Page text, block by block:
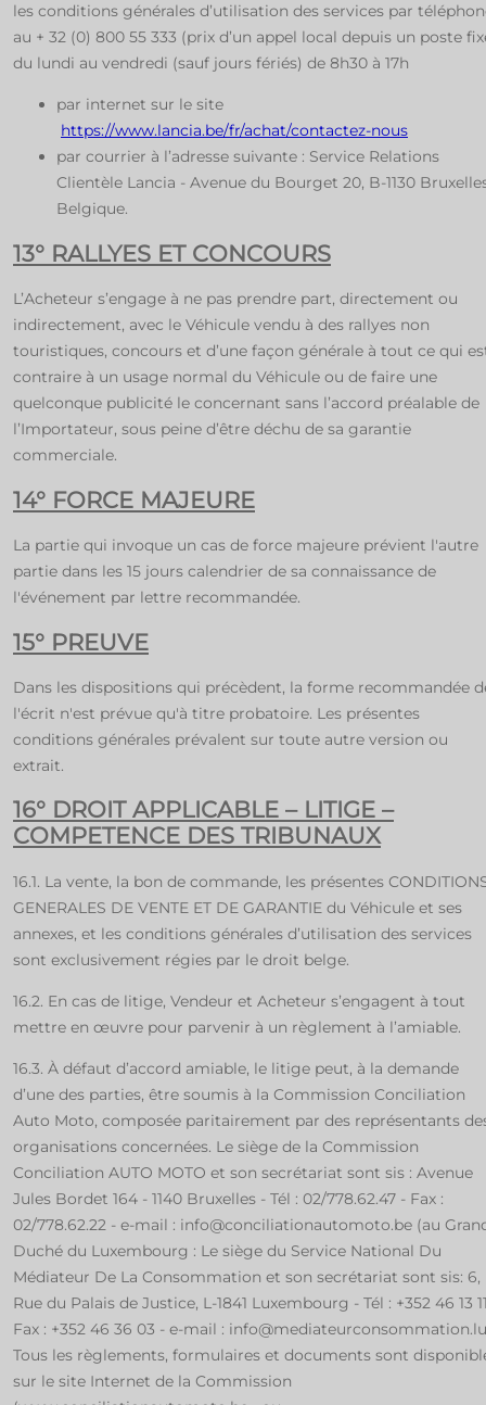
les conditions générales d’utilisation des services par
au + 32 (0) 800 55 333 (prix d’un appel local depuis un poste
du lundi au vendredi (sauf jours fériés) de 8h30 à 17h
par internet sur le site
https://www.lancia.be/fr/achat/contactez-nous
par courrier à l’adresse suivante : Service Relations
Clientèle Lancia - Avenue du Bourget 20, B-1130
Belgique.
13° RALLYES ET CONCOURS
L’Acheteur s’engage à ne pas prendre part, directement ou
indirectement, avec le Véhicule vendu à des rallyes non
touristiques, concours et d’une façon générale à tout ce qui
contraire à un usage normal du Véhicule ou de faire une
quelconque publicité le concernant sans l’accord préalable de
l’Importateur, sous peine d’être déchu de sa garantie
commerciale.
14° FORCE MAJEURE
La partie qui invoque un cas de force majeure prévient l'autre
partie dans les 15 jours calendrier de sa connaissance de
l'événement par lettre recommandée.
15° PREUVE
Dans les dispositions qui précèdent, la forme recommandée
l'écrit n'est prévue qu'à titre probatoire. Les présentes
conditions générales prévalent sur toute autre version ou
extrait.
16° DROIT APPLICABLE – LITIGE –
COMPETENCE DES TRIBUNAUX
16.1. La vente, la bon de commande, les présentes
GENERALES DE VENTE ET DE GARANTIE du Véhicule et ses
annexes, et les conditions générales d’utilisation des services
sont exclusivement régies par le droit belge.
16.2. En cas de litige, Vendeur et Acheteur s’engagent à tout
mettre en œuvre pour parvenir à un règlement à l’amiable.
16.3. À défaut d’accord amiable, le litige peut, à la demande
d’une des parties, être soumis à la Commission Conciliation
Auto Moto, composée paritairement par des représentants
organisations concernées. Le siège de la Commission
Conciliation AUTO MOTO et son secrétariat sont sis : Avenue
Jules Bordet 164 - 1140 Bruxelles - Tél : 02/778.62.47 - Fax :
02/778.62.22 - e-mail : info@conciliationautomoto.be (au
Duché du Luxembourg : Le siège du Service National Du
Médiateur De La Consommation et son secrétariat sont sis: 6,
Rue du Palais de Justice, L-1841 Luxembourg - Tél : +352 46 13
Fax : +352 46 36 03 - e-mail :
Tous les règlements, formulaires et documents sont
sur le site Internet de la Commission